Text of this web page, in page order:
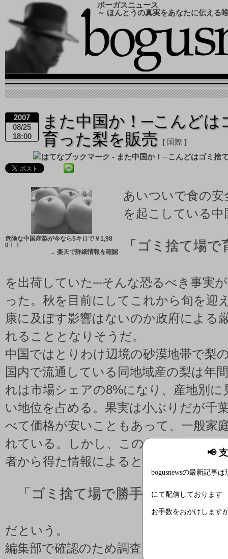
📢
bogusnewsの最新記事は
にて配信しております
お手数をおかけします
ボーガスニュース
～ ほんとうの真実をあなたに伝える
2007
08/25
18:00
また中国か！─こんどは
育った梨を販売
国際
危険な中国産梨が今なら5キロで￥1,98
0！！
→ 楽天で詳細情報を確認
あいついで食の
を起こしている
「 ゴミ捨て場で
を出荷していた─そんな恐るべき事実
った。秋を目前にしてこれから旬を迎
康に及ぼす影響はないのか政府による
れることとなりそうだ。
中国ではとりわけ辺境の砂漠地帯で梨
国内で流通している同地域産の梨は年
れは市場シェアの8%になり、産地別に
い地位を占める。果実は小ぶりだが千
べて価格が安いこともあって、一般家
れている。しかし、このたび弊紙が匿
者から得た情報によると、これらの中
「 ゴミ捨て場で勝手に育った梨
だという。
編集部で確認のため調査をした結果、